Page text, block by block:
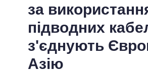
ПОДІЇ
СТАТТІ
ДУМКИ
ОГЛЯДИ
ДАЙДЖЕСТИ
ПОЛIТИКИ
УСІ ПОЛІТИКИ
ПРЕЗИДЕНТ І ОФІС
ВЕРХОВНА РАДА
за
підводних
з'єднують
Азію